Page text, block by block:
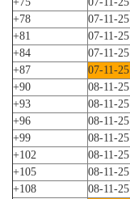
+78
07-11-25
+81
07-11-25
+84
07-11-25
+87
07-11-25
+90
08-11-25
+93
08-11-25
+96
08-11-25
+99
08-11-25
+102
08-11-25
+105
08-11-25
+108
08-11-25